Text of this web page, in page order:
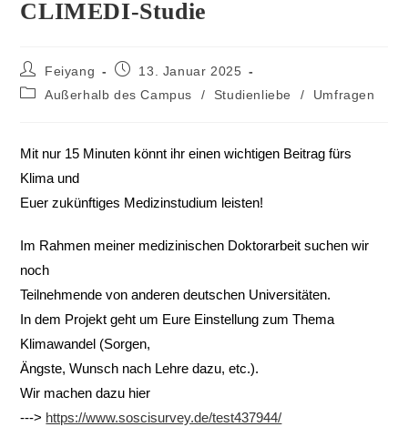
CLIMEDI-Studie
Feiyang
13. Januar 2025
Außerhalb des Campus
/ Studienliebe / Umfragen
Mit nur 15 Minuten könnt ihr einen wichtigen Beitrag fürs
Klima und
Euer zukünftiges Medizinstudium leisten!
Im Rahmen meiner medizinischen Doktorarbeit suchen wir
noch
Teilnehmende von anderen deutschen Universitäten.
In dem Projekt geht um Eure Einstellung zum Thema
Klimawandel (Sorgen,
Ängste, Wunsch nach Lehre dazu, etc.).
Wir machen dazu hier
---> https://www.soscisurvey.de/test437944/